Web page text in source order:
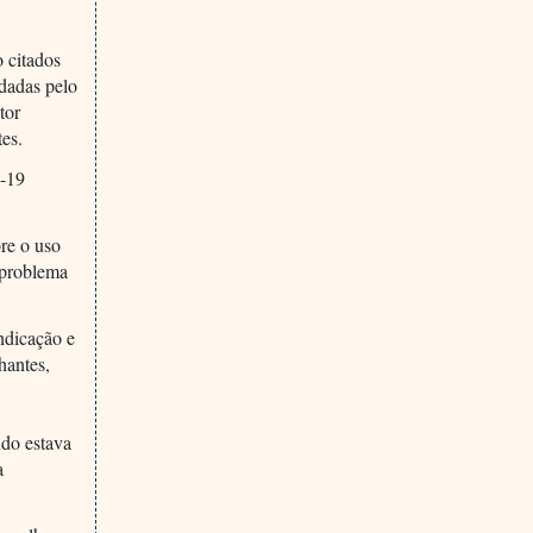
citados
pelo
19
o uso
e
estava